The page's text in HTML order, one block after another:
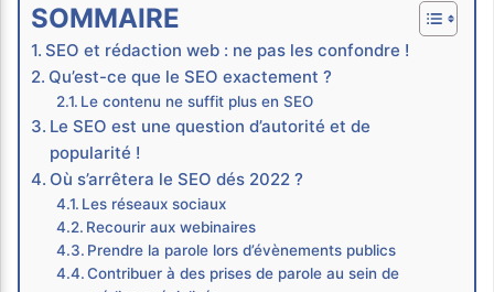
SOMMAIRE
SEO et rédaction web : ne pas les confondre !
Qu’est-ce que le SEO exactement ?
Le contenu ne suffit plus en SEO
Le SEO est une question d’autorité et de
popularité !
Où s’arrêtera le SEO dés 2022 ?
Les réseaux sociaux
Recourir aux webinaires
Prendre la parole lors d’évènements publics
Contribuer à des prises de parole au sein de